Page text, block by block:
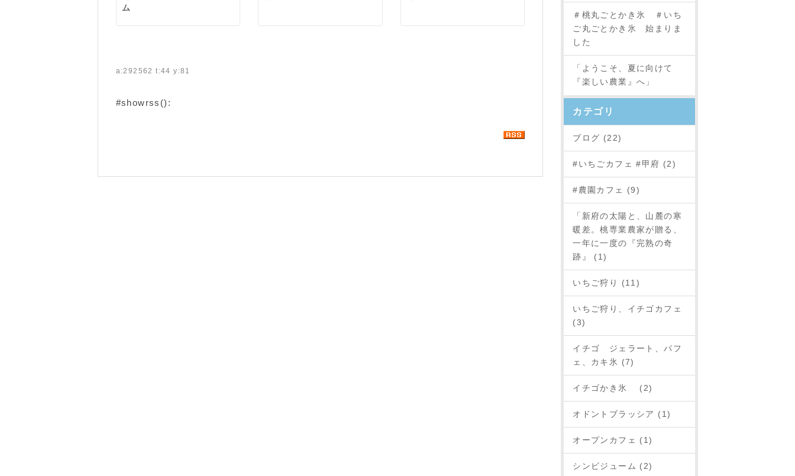
ム
a:292562 t:44 y:81
#showrss():
＃桃丸ごとかき氷 ＃いち
ご丸ごとかき氷 始まりま
した
「ようこそ、夏に向けて
『楽しい農業』へ」
カテゴリ
ブログ (22)
#いちごカフェ #甲府 (2)
#農園カフェ (9)
「新府の太陽と、山麓の寒
暖差。桃専業農家が贈る、
一年に一度の『完熟の奇
跡』 (1)
いちご狩り (11)
いちご狩り、イチゴカフェ
(3)
イチゴ ジェラート、パフ
ェ、カキ氷 (7)
イチゴかき氷 (2)
オドントブラッシア (1)
オープンカフェ (1)
シンビジューム (2)